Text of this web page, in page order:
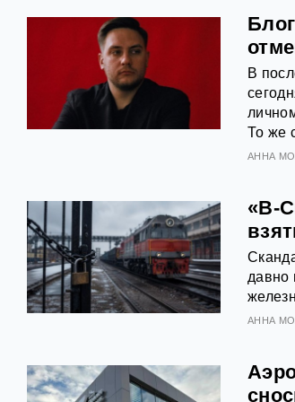
В
То же
АННА
«В-
давно
АННА